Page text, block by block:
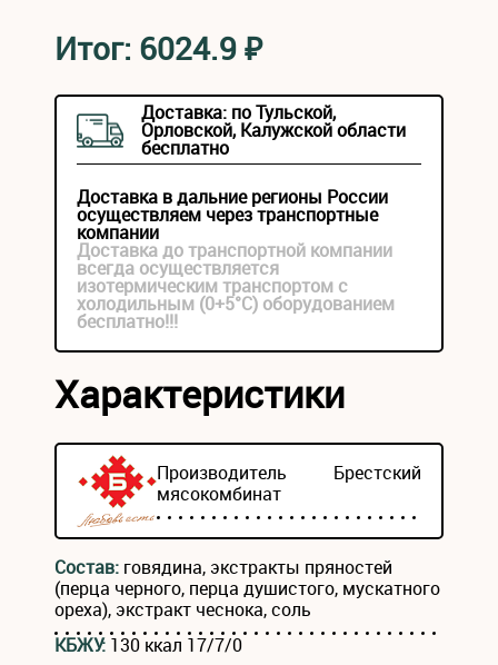
Итог: 6024.9₽
Доставка: по Тульской,
Орловской, Калужской области
бесплатно
Доставка в дальние регионы России
осуществляем через транспортные
компании
Доставка до транспортной компании
всегда осуществляется
изотермическим транспортом с
холодильным (0+5°С) оборудованием
бесплатно!!!
Характеристики
Производитель Брестский
мясокомбинат
Состав: говядина, экстракты пряностей
(перца черного, перца душистого, мускатного
ореха), экстракт чеснока, соль
КБЖУ: 130 ккал 17/7/0